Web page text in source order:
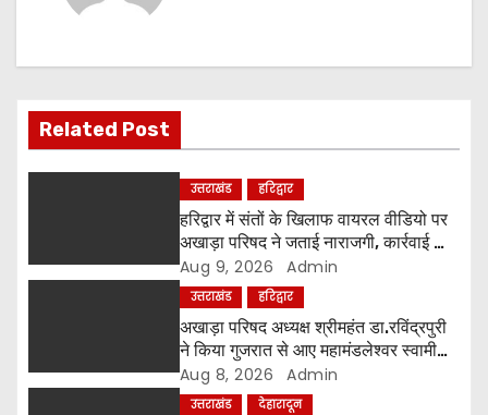
g
a
i
n
Related Post
उत्तराखंड हरिद्वार
हरिद्वार में संतों के खिलाफ वायरल वीडियो पर
अखाड़ा परिषद ने जताई नाराजगी, कार्रवाई की
चेतावनी दी
Aug 9, 2026 Admin
उत्तराखंड हरिद्वार
अखाड़ा परिषद अध्यक्ष श्रीमहंत डा.रविंद्रपुरी
ने किया गुजरात से आए महामंडलेश्वर स्वामी
कुर्षी पुरी और भक्तों का स्वागत
Aug 8, 2026 Admin
उत्तराखंड देहारादून